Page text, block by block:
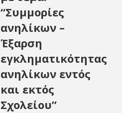
“Συμμορίες
ανηλίκων –
Έξαρση
εγκληματικότητας
ανηλίκων εντός
και εκτός
Σχολείου”